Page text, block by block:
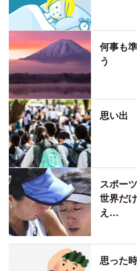
何事も
う
思い出
スポー
世界だ
え…
思った